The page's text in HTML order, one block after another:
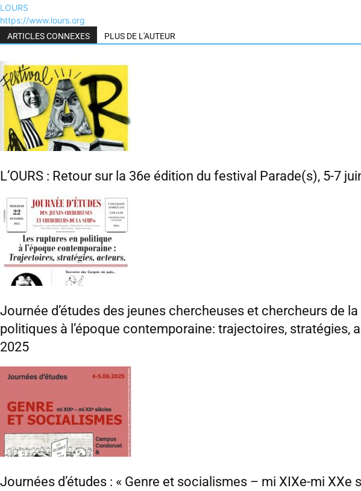
LOURS
https://www.lours.org
ARTICLES CONNEXES PLUS DE L'AUTEUR
L’OURS : Retour sur la 36e édition du festival Parade(s), 5-7
Journée d’études des jeunes chercheuses et chercheurs de
politiques à l’époque contemporaine: trajectoires, stratégies,
2025
Journées d’études : « Genre et socialismes – mi XIXe-mi XXe